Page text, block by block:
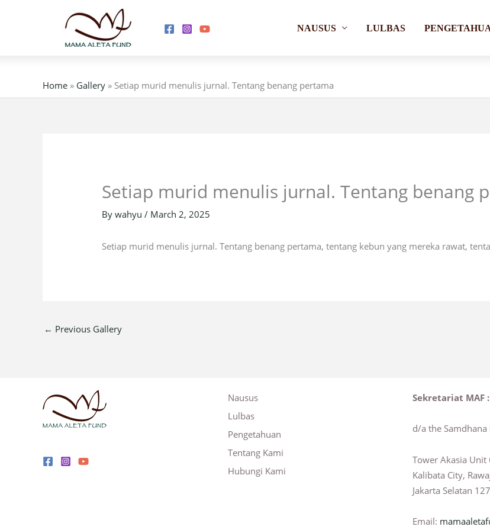
NAUSUS LULBAS
Home » Gallery » Setiap murid menulis jurnal. Tentang benang pertama
Setiap murid menulis jurnal. Tentang benang
Bywahyu/ March 2, 2025
Setiap murid menulis jurnal. Tentang benang pertama, tentang kebun yang mereka rawat,
← Previous Gallery
Nausus
Lulbas
Pengetahuan
Tentang Kami
Hubungi Kami
Sekretariat MAF :
d/a the
Tower Akasia Unit
Kalibata City,
Jakarta Selatan
Email: